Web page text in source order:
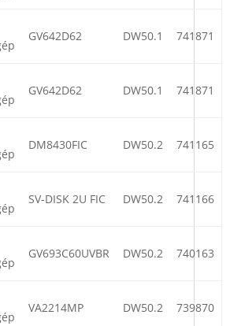
GV642D62 DW50.1 741871
GV642D62 DW50.1 741871
DM8430FIC DW50.2 741165
SV-DISK 2U FIC DW50.2 741166
GV693C60UVBR DW50.2 740163
VA2214MP DW50.2 739870